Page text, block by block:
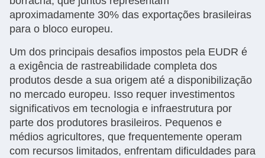
aproximadamente 30% das exportações brasileiras
para o bloco europeu.
Um dos principais desafios impostos pela EUDR é
a exigência de rastreabilidade completa dos
produtos desde a sua origem até a disponibilização
no mercado europeu. Isso requer investimentos
significativos em tecnologia e infraestrutura por
parte dos produtores brasileiros. Pequenos e
médios agricultores, que frequentemente operam
com recursos limitados, enfrentam dificuldades para